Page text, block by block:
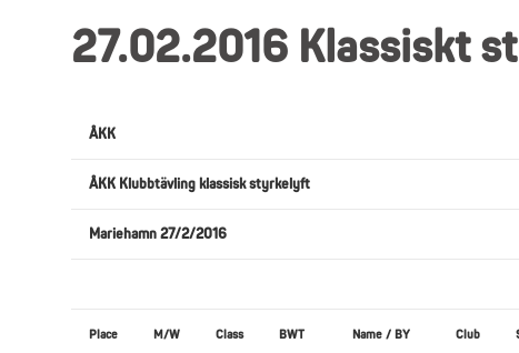
27.02.2016 Klassiskt
ÅKK
ÅKK Klubbtävling klassisk styrkelyft
Mariehamn 27/2/2016
Place M/W Class BWT Name / BY Club